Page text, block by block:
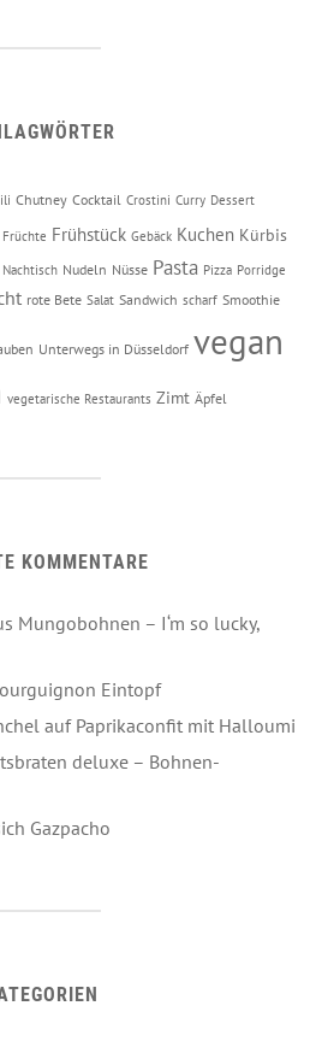
Chutney Cocktail Crostini Curry Dessert
Früchte Frühstück Gebäck Kuchen Kürbis
Nachtisch Nudeln Nüsse Pasta Pizza Porridge
rote Bete Salat Sandwich scharf Smoothie
Unterwegs in Düsseldorf vegan
vegetarische Restaurants Zimt Äpfel
KOMMENTARE
Mungobohnen – I‘m so lucky,
Eintopf
auf Paprikaconfit mit Halloumi
deluxe – Bohnen-
Gazpacho